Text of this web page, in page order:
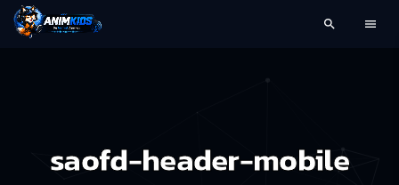
search menu
saofd-header-mobile